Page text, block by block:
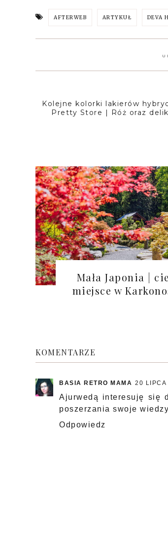
AFTERWEB ARTYKUŁ DEVA
Kolejne kolorki lakierów
Pretty Store | Róż oraz
Mała Japonia |
miejsce w
KOMENTARZE
BASIA RETRO MAMA 20 LIPCA
Ajurwedą interesuję się
poszerzania swoje
Odpowiedz